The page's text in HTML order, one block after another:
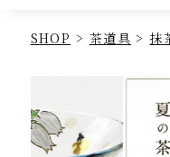
SHOP 茶道具 抹